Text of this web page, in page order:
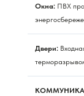
Окна: ПВХ
Двери: